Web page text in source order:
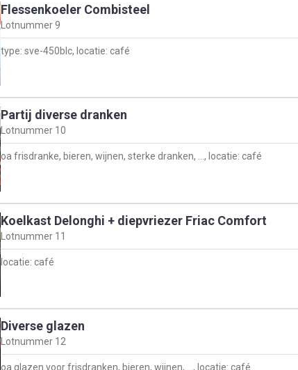
Flessenkoeler Combisteel
Lotnummer9
type: sve-450blc, locatie: café
Partij diverse dranken
Lotnummer 10
oa frisdranke, bieren, wijnen, sterke dranken, …, locatie: café
Koelkast Delonghi + diepvriezer Friac Comfort
Lotnummer 11
locatie: café
Diverse glazen
Lotnummer 12
oa glazen voor frisdranken, bieren, wijnen, …, locatie: café